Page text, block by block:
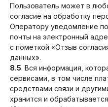
Пользователь может в
согласие на обработку
Оператору уведомление
почты на электронный
с пометкой «Отзыв
данных».
8.5. Вся информация,
сервисами, в том числе
средствами связи и
хранится и